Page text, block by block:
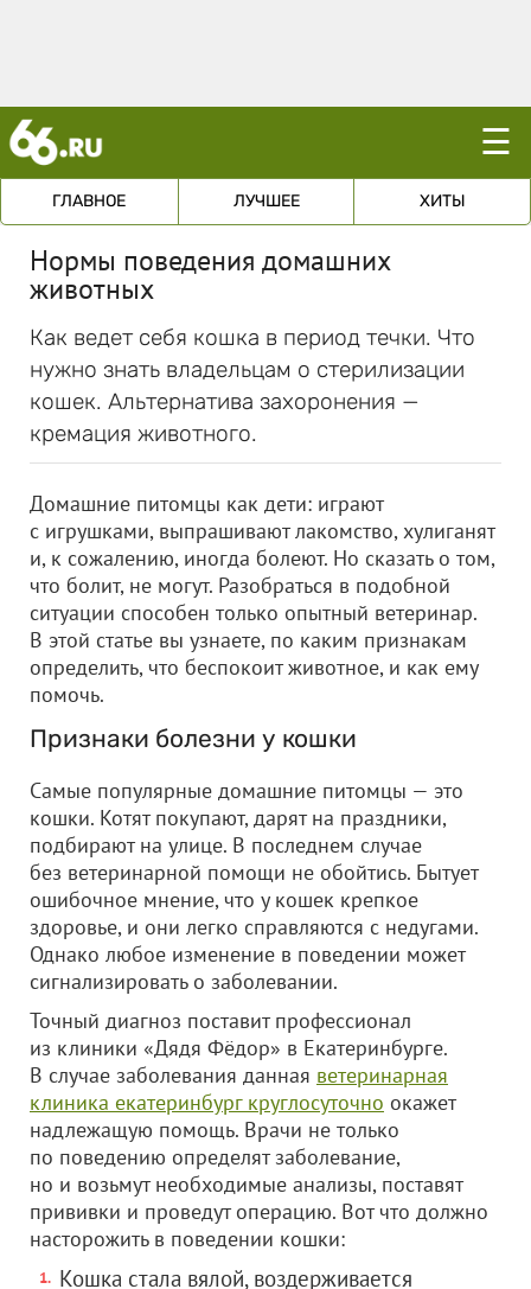
☰
ГЛАВНОЕ ЛУЧШЕЕ ХИТЫ
Нормы поведения домашних
животных
Как ведет себя кошка в период течки. Что
нужно знать владельцам о стерилизации
кошек. Альтернатива захоронения —
кремация животного.
Домашние питомцы как дети: играют
с игрушками, выпрашивают лакомство, хулиганят
и, к сожалению, иногда болеют. Но сказать о том,
что болит, не могут. Разобраться в подобной
ситуации способен только опытный ветеринар.
В этой статье вы узнаете, по каким признакам
определить, что беспокоит животное, и как ему
помочь.
Признаки болезни у кошки
Самые популярные домашние питомцы — это
кошки. Котят покупают, дарят на праздники,
подбирают на улице. В последнем случае
без ветеринарной помощи не обойтись. Бытует
ошибочное мнение, что у кошек крепкое
здоровье, и они легко справляются с недугами.
Однако любое изменение в поведении может
сигнализировать о заболевании.
Точный диагноз поставит профессионал
из клиники «Дядя Фёдор» в Екатеринбурге.
В случае заболевания данная ветеринарная
клиника екатеринбург круглосуточно окажет
надлежащую помощь. Врачи не только
по поведению определят заболевание,
но и возьмут необходимые анализы, поставят
прививки и проведут операцию. Вот что должно
насторожить в поведении кошки:
Кошка стала вялой, воздерживается